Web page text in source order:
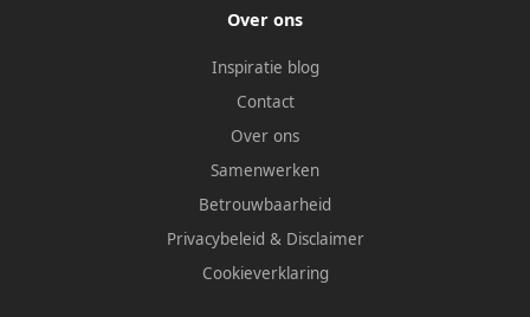
Over ons
Inspiratie blog
Contact
Over ons
Samenwerken
Betrouwbaarheid
Privacybeleid & Disclaimer
Cookieverklaring